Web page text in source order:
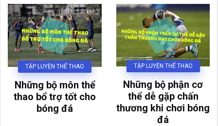
TẬP LUYỆN THỂ THAO
Những bộ môn thể
thao bổ trợ tốt cho
bóng đá
TẬP LUYỆN THỂ THAO
Những bộ phận cơ
thể dễ gặp chấn
thương khi chơi bóng
đá